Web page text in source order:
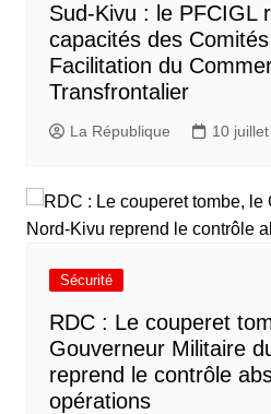
Sud-Kivu : le PFCIGL
capacités des
Facilitation du
Transfrontalier
La République 10
Sécurité
RDC : Le couperet
Gouverneur Militaire
reprend le contrôle
opérations